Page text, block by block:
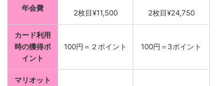
年会費
2枚目¥11,500 2枚目¥24,750
カード利用
時の獲得ポ
イント
100円＝２ポイント 100円＝3ポイント
マリオット